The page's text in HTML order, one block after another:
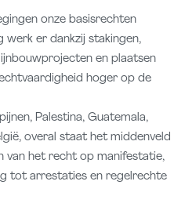
onze basisrechten
werk er dankzij stakingen,
en plaatsen
hoger op de
Palestina, Guatemala,
overal staat het middenveld
van het recht op manifestatie,
tot arrestaties en regelrechte